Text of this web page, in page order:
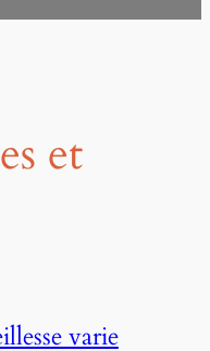
et
varie